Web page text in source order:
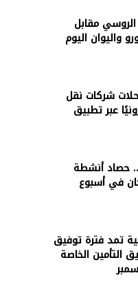
مقابل
واليوان اليوم
شركات نقل
عبر تطبيق
حصاد أنشطة
في أسبوع
تمد فترة توفيق
التأمين الخاصة